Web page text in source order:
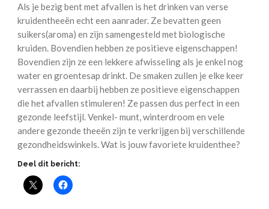
Als je bezig bent met afvallen is het drinken van verse
kruidentheeën echt een aanrader. Ze bevatten geen
suikers(aroma) en zijn samengesteld met biologische
kruiden. Bovendien hebben ze positieve eigenschappen!
Bovendien zijn ze een lekkere afwisseling als je enkel nog
water en groentesap drinkt. De smaken zullen je elke keer
verrassen en daarbij hebben ze positieve eigenschappen
die het afvallen stimuleren! Ze passen dus perfect in een
gezonde leefstijl. Venkel- munt, winterdroom en vele
andere gezonde theeën zijn te verkrijgen bij verschillende
gezondheidswinkels. Wat is jouw favoriete kruidenthee?
Deel dit bericht: